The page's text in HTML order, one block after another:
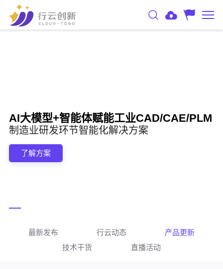
AI大模型+智能体赋能工业CAD/CAE/PLM
制造业研发环节智能化解决方案
了解方案
最新发布 行云动态
产品更新
技术干货
直播活动